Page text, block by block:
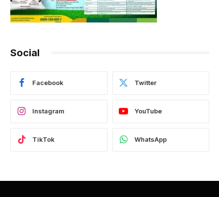
Social
Facebook Twitter
Instagram YouTube
TikTok WhatsApp